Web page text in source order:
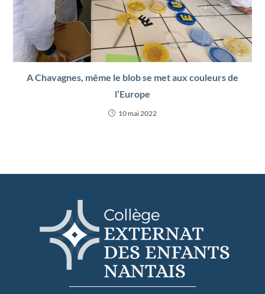
A Chavagnes, même le blob se met aux couleurs de
l’Europe
10 mai 2022